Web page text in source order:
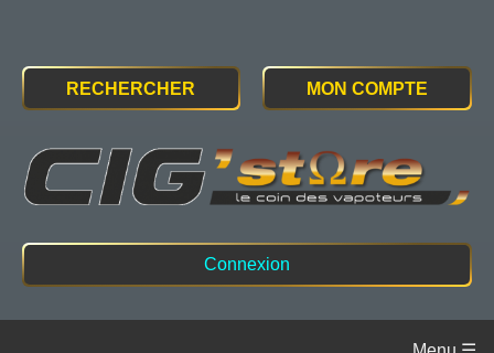
RECHERCHER MON COMPTE
Connexion